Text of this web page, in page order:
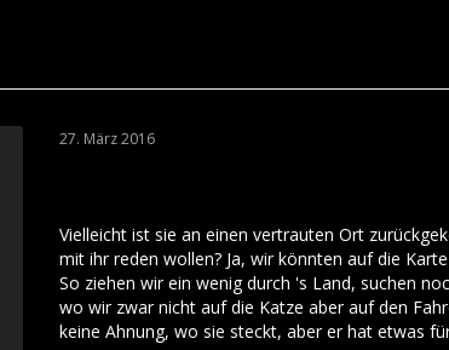
27. März 2016
Vielleicht ist sie an einen vertrauten Ort
mit ihr reden wollen? Ja, wir könnten auf die
So ziehen wir ein wenig durch 's Land, suchen
wo wir zwar nicht auf die Katze aber auf den
keine Ahnung, wo sie steckt, aber er hat etwas